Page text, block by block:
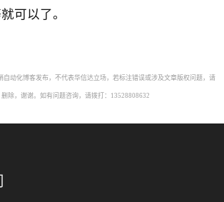
可以了。
自动化博客发布，不代表华信达立场，若标注错误或涉及文章版权问题，请
除，谢谢。如有问题咨询，请拨打：13528808632